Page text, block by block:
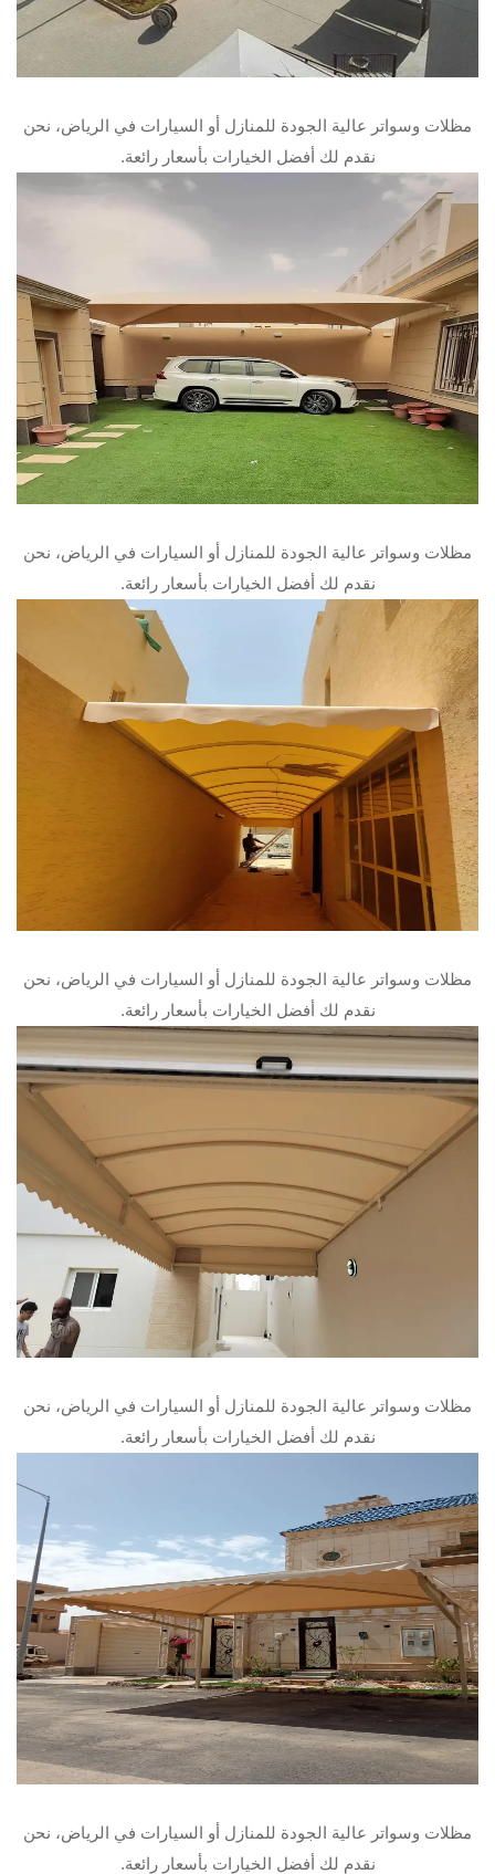
مظلات وسواتر عالية الجودة للمنازل أو السيارات في الرياض، نحن
نقدم لك أفضل الخيارات بأسعار رائعة.
مظلات وسواتر عالية الجودة للمنازل أو السيارات في الرياض، نحن
نقدم لك أفضل الخيارات بأسعار رائعة.
مظلات وسواتر عالية الجودة للمنازل أو السيارات في الرياض، نحن
نقدم لك أفضل الخيارات بأسعار رائعة.
مظلات وسواتر عالية الجودة للمنازل أو السيارات في الرياض، نحن
نقدم لك أفضل الخيارات بأسعار رائعة.
مظلات وسواتر عالية الجودة للمنازل أو السيارات في الرياض، نحن
نقدم لك أفضل الخيارات بأسعار رائعة.